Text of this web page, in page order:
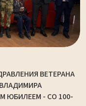
ВЕТЕРАНА
ЮБИЛЕЕМ - СО 100-